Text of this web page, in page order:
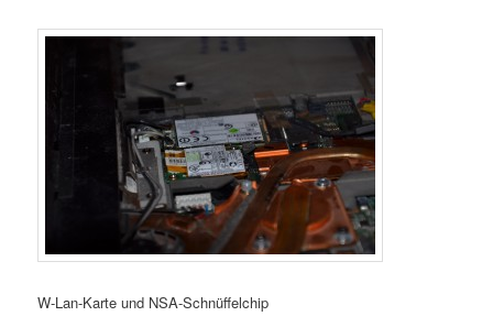
W-Lan-Karte und NSA-Schnüffelchip